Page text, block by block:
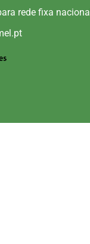
rede fixa nacional